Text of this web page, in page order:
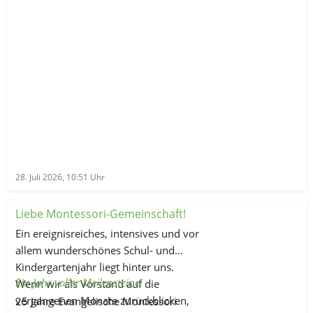
28. Juli 2026, 10:51 Uhr
Liebe Montessori-Gemeinschaft!
Ein ereignisreiches, intensives und vor
allem wunderschönes Schul- und
Kindergartenjahr liegt hinter uns.
Wenn wir als Vorstand auf die
vergangenen Monate zurückblicken,
Ein Jahr voller Meilensteine:
25 Jahre Evangelische Montessori